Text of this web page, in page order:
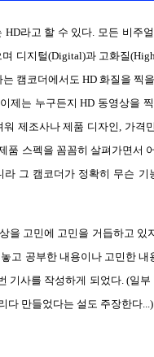
라고 할 수 있다. 모든 비주
디지털(Digital)과 고화질
캠코더에서도 HD 화질을 찍
제는 누구든지 HD 동영상을
제조사나 제품 디자인, 가격
품 스펙을 꼼꼼히 살펴가면서
그 캠코더가 정확히 무슨 기
을 고민에 고민을 거듭하고 있
고 공부한 내용이나 고민한
기사를 작성하게 되었다. (일
다 만들었다는 설도 주장한다...)